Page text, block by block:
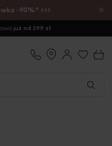
-90%* >>> ×
już od 299 zł